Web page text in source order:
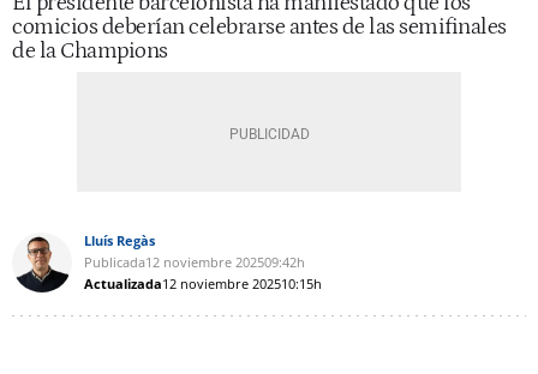
comicios deberían celebrarse antes de las semifinales
de la Champions
Lluís Regàs
Publicada12 noviembre 202509:42h
Actualizada12 noviembre 202510:15h